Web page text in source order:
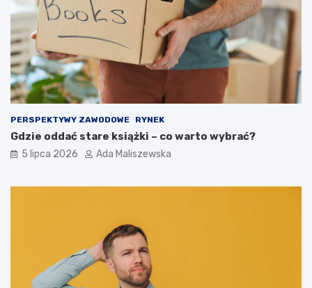
PERSPEKTYWY ZAWODOWE RYNEK
Gdzie oddać stare książki – co warto wybrać?
5 lipca 2026 Ada Maliszewska